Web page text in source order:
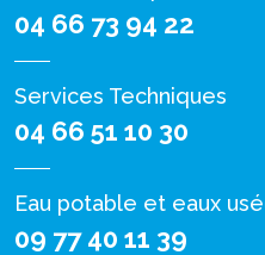
04 66 73 94 22
Services Techniques
04 66 51 10 30
Eau potable et eaux
09 77 40 11 39